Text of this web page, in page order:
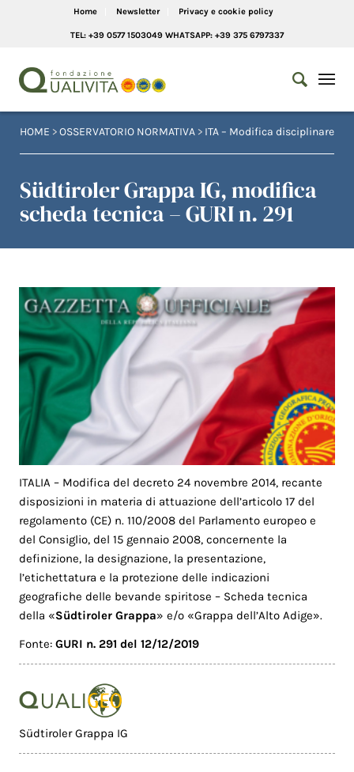
Home Newsletter Privacy e cookie policy
TEL: +39 0577 1503049 WHATSAPP: +39 375 6797337
HOME >OSSERVATORIO NORMATIVA > ITA – Modifica disciplinare
Südtiroler Grappa IG, modifica
scheda tecnica – GURI n. 291
ITALIA – Modifica del decreto 24 novembre 2014, recante
disposizioni in materia di attuazione dell’articolo 17 del
regolamento (CE) n. 110/2008 del Parlamento europeo e
del Consiglio, del 15 gennaio 2008, concernente la
definizione, la designazione, la presentazione,
l’etichettatura e la protezione delle indicazioni
geografiche delle bevande spiritose – Scheda tecnica
della «Südtiroler Grappa» e/o «Grappa dell’Alto Adige».
Fonte:GURI n. 291 del 12/12/2019
Südtiroler Grappa IG